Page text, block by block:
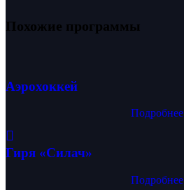
Похожие программы
Аэрохоккей
Подробнее
Гиря «Силач»
Подробнее